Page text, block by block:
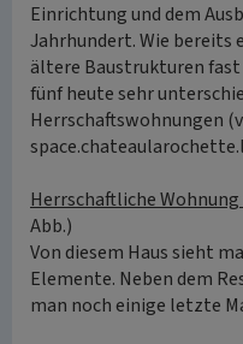
Einrichtung und dem
Jahrhundert. Wie bereits
ältere Baustrukturen
fünf heute sehr
Herrschaftswohnungen
Herrschaftliche
Abb.)
Von diesem Haus sieht
Elemente. Neben dem
man noch einige letzte